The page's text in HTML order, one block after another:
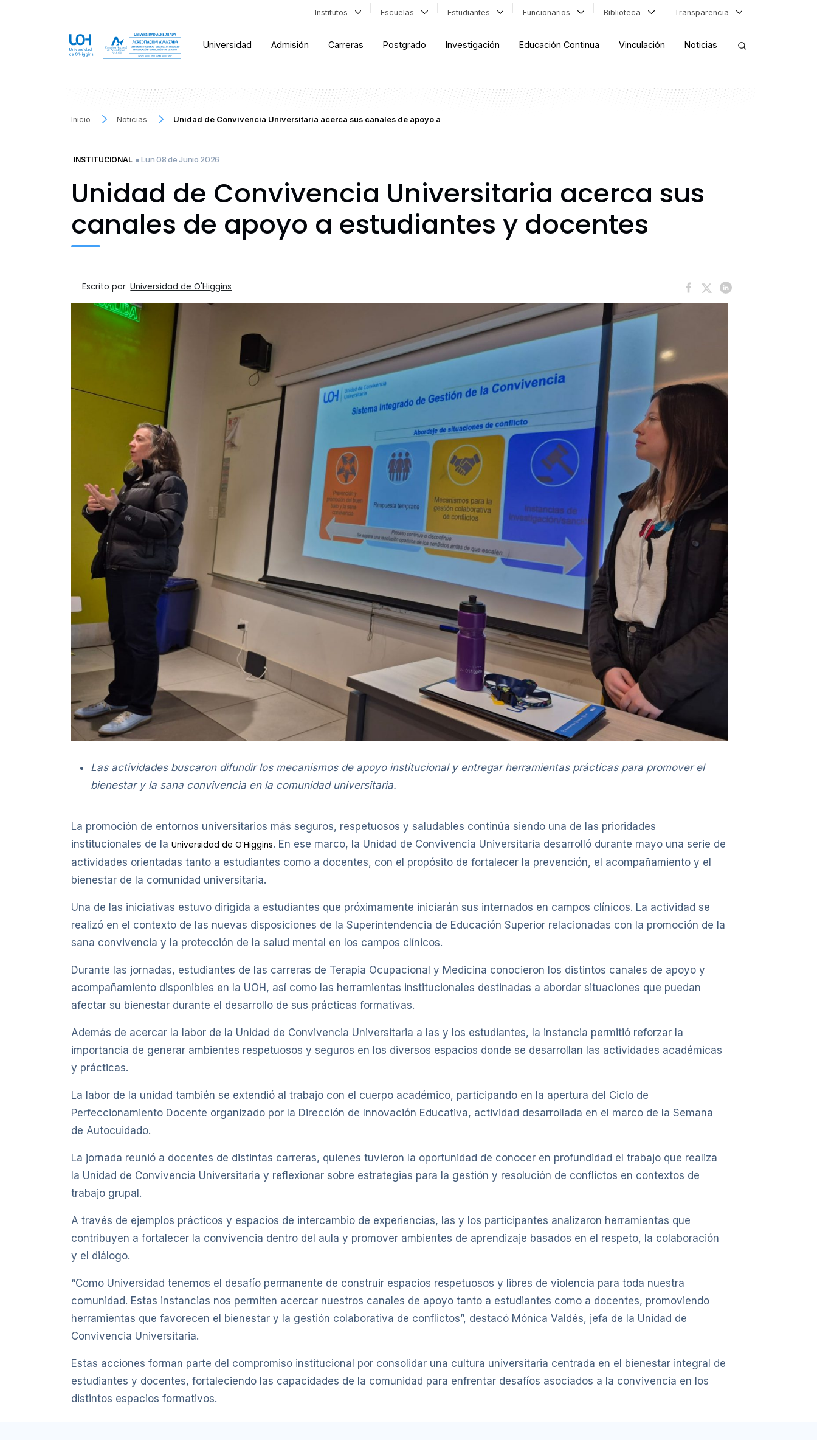
Institutos Escuelas Estudiantes Funcionarios Biblioteca Transparencia
Universidad Admisión Carreras Postgrado Investigación Educación Continua Vinculación Noticias
Inicio Noticias Unidad de Convivencia Universitaria acerca sus canales de apoyo a
INSTITUCIONAL ● Lun 08 de Junio 2026
Unidad de Convivencia Universitaria acerca sus
canales de apoyo a estudiantes y docentes
Escrito por Universidad de O'Higgins
Las actividades buscaron difundir los mecanismos de apoyo institucional y entregar herramientas prácticas para promover el
bienestar y la sana convivencia en la comunidad universitaria.
La promoción de entornos universitarios más seguros, respetuosos y saludables continúa siendo una de las prioridades
institucionales de la Universidad de O’Higgins. En ese marco, la Unidad de Convivencia Universitaria desarrolló durante mayo una serie de
actividades orientadas tanto a estudiantes como a docentes, con el propósito de fortalecer la prevención, el acompañamiento y el
bienestar de la comunidad universitaria.
Una de las iniciativas estuvo dirigida a estudiantes que próximamente iniciarán sus internados en campos clínicos. La actividad se
realizó en el contexto de las nuevas disposiciones de la Superintendencia de Educación Superior relacionadas con la promoción de la
sana convivencia y la protección de la salud mental en los campos clínicos.
Durante las jornadas, estudiantes de las carreras de Terapia Ocupacional y Medicina conocieron los distintos canales de apoyo y
acompañamiento disponibles en la UOH, así como las herramientas institucionales destinadas a abordar situaciones que puedan
afectar su bienestar durante el desarrollo de sus prácticas formativas.
Además de acercar la labor de la Unidad de Convivencia Universitaria a las y los estudiantes, la instancia permitió reforzar la
importancia de generar ambientes respetuosos y seguros en los diversos espacios donde se desarrollan las actividades académicas
y prácticas.
La labor de la unidad también se extendió al trabajo con el cuerpo académico, participando en la apertura del Ciclo de
Perfeccionamiento Docente organizado por la Dirección de Innovación Educativa, actividad desarrollada en el marco de la Semana
de Autocuidado.
La jornada reunió a docentes de distintas carreras, quienes tuvieron la oportunidad de conocer en profundidad el trabajo que realiza
la Unidad de Convivencia Universitaria y reflexionar sobre estrategias para la gestión y resolución de conflictos en contextos de
trabajo grupal.
A través de ejemplos prácticos y espacios de intercambio de experiencias, las y los participantes analizaron herramientas que
contribuyen a fortalecer la convivencia dentro del aula y promover ambientes de aprendizaje basados en el respeto, la colaboración
y el diálogo.
“Como Universidad tenemos el desafío permanente de construir espacios respetuosos y libres de violencia para toda nuestra
comunidad. Estas instancias nos permiten acercar nuestros canales de apoyo tanto a estudiantes como a docentes, promoviendo
herramientas que favorecen el bienestar y la gestión colaborativa de conflictos”, destacó Mónica Valdés, jefa de la Unidad de
Convivencia Universitaria.
Estas acciones forman parte del compromiso institucional por consolidar una cultura universitaria centrada en el bienestar integral de
estudiantes y docentes, fortaleciendo las capacidades de la comunidad para enfrentar desafíos asociados a la convivencia en los
distintos espacios formativos.